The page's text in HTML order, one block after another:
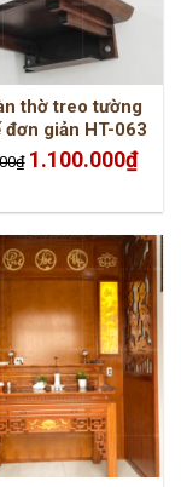
thờ treo tường
đơn giản HT-063
₫ Giá
gốc
1.100.000₫Giá
hiện